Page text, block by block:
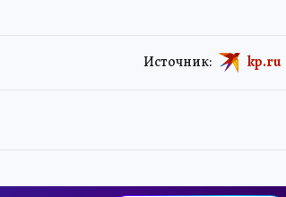
Источник: kp.ru